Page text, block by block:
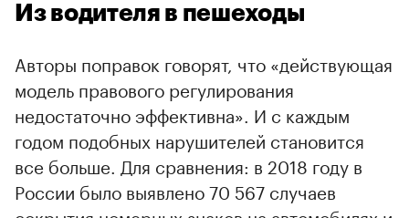
00:00 / 00:00
Из водителя в пешеходы
Авторы поправок говорят, что «действующая
модель правового регулирования
недостаточно эффективна». И с каждым
годом подобных нарушителей становится
все больше. Для сравнения: в 2018 году в
России было выявлено 70 567 случаев